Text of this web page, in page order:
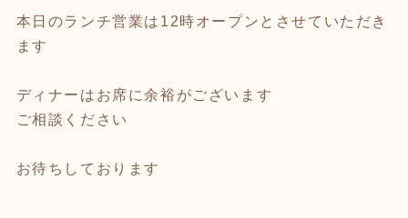
本日のランチ営業は12時オープンとさせていただき
ます
ディナーはお席に余裕がございます
ご相談ください
お待ちしております